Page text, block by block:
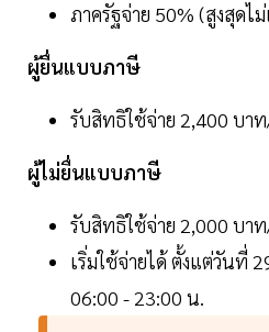
ภาครัฐจ่าย 50% (สูงสุด
ผู้ยื่นแบบภาษี
รับสิทธิใช้จ่าย 2,400 บา
ผู้ไม่ยื่นแบบภาษี
รับสิทธิใช้จ่าย 2,000 บา
เริ่มใช้จ่ายได้ ตั้งแต่วันที่
06:00 - 23:00 น.